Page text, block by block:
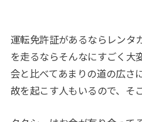
運転免許証があるならレンタ
を走るならそんなにすごく大
会と比べてあまりの道の広さ
故を起こす人もいるので、そ